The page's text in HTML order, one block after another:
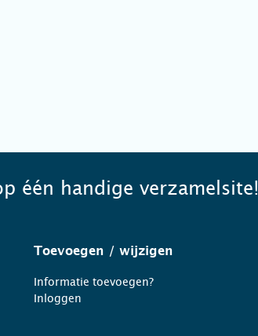
één handige verzamelsite!
Toevoegen / wijzigen
Informatie toevoegen?
Inloggen